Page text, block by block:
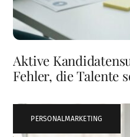
Aktive
Fehler, die Talente
PERSONALMARKETING